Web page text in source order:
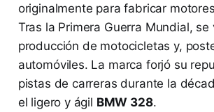
originalmente para fabricar
Tras la Primera Guerra Mundial, se
producción de motocicletas y,
automóviles. La marca forjó su
pistas de carreras durante la
el ligero y ágil BMW 328.